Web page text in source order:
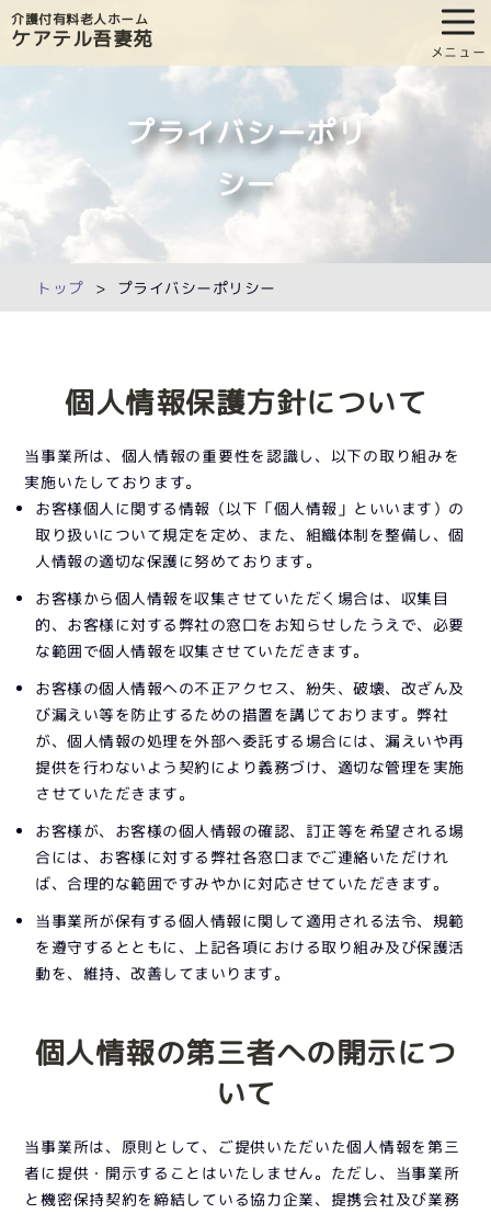
介護付有料老人ホーム
ケアテル吾妻苑
メニュー
プライバシーポリ
シー
トップ プライバシーポリシー
個人情報保護方針について
当事業所は、個人情報の重要性を認識し、以下の取り組みを
実施いたしております。
お客様個人に関する情報（以下「個人情報」といいます）の
取り扱いについて規定を定め、また、組織体制を整備し、個
人情報の適切な保護に努めております。
お客様から個人情報を収集させていただく場合は、収集目
的、お客様に対する弊社の窓口をお知らせしたうえで、必要
な範囲で個人情報を収集させていただきます。
お客様の個人情報への不正アクセス、紛失、破壊、改ざん及
び漏えい等を防止するための措置を講じております。弊社
が、個人情報の処理を外部へ委託する場合には、漏えいや再
提供を行わないよう契約により義務づけ、適切な管理を実施
させていただきます。
お客様が、お客様の個人情報の確認、訂正等を希望される場
合には、お客様に対する弊社各窓口までご連絡いただけれ
ば、合理的な範囲ですみやかに対応させていただきます。
当事業所が保有する個人情報に関して適用される法令、規範
を遵守するとともに、上記各項における取り組み及び保護活
動を、維持、改善してまいります。
個人情報の第三者への開示につ
いて
当事業所は、原則として、ご提供いただいた個人情報を第三
者に提供・開示することはいたしません。ただし、当事業所
と機密保持契約を締結している協力企業、提携会社及び業務